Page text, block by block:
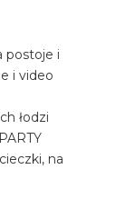
postoje i
i video
łodzi
na